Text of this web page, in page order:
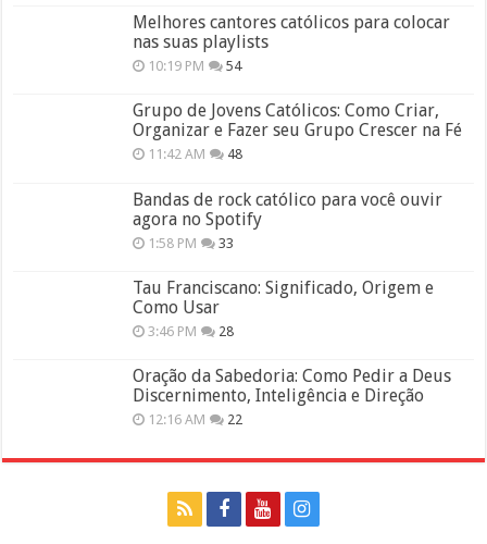
Melhores cantores católicos para colocar
nas suas playlists
10:19 PM 54
Grupo de Jovens Católicos: Como Criar,
Organizar e Fazer seu Grupo Crescer na Fé
11:42 AM 48
Bandas de rock católico para você ouvir
agora no Spotify
1:58 PM 33
Tau Franciscano: Significado, Origem e
Como Usar
3:46 PM 28
Oração da Sabedoria: Como Pedir a Deus
Discernimento, Inteligência e Direção
12:16 AM 22